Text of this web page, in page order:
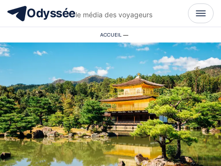
Odysséele média des voyageurs
ACCUEIL —